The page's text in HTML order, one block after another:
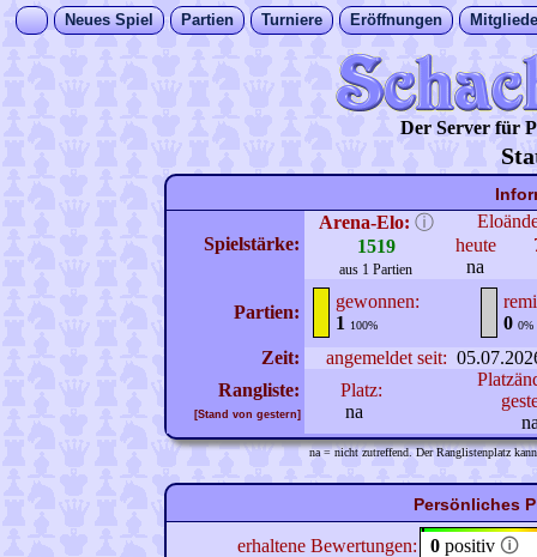
Neues Spiel Partien Turniere Eröffnungen
Der Server für
Spielstärke:
Arena-Elo: ⓘ
1519
aus 1 Partien
heute
na
Partien:
gewonnen:
1
100%
0 0%
Zeit: angemeldet seit:
Rangliste:
[Stand von gestern]
Platz:
na
na = nicht zutreffend. Der Ranglistenplatz
Persönliches
erhaltene Bewertungen: 0 positiv 🛈